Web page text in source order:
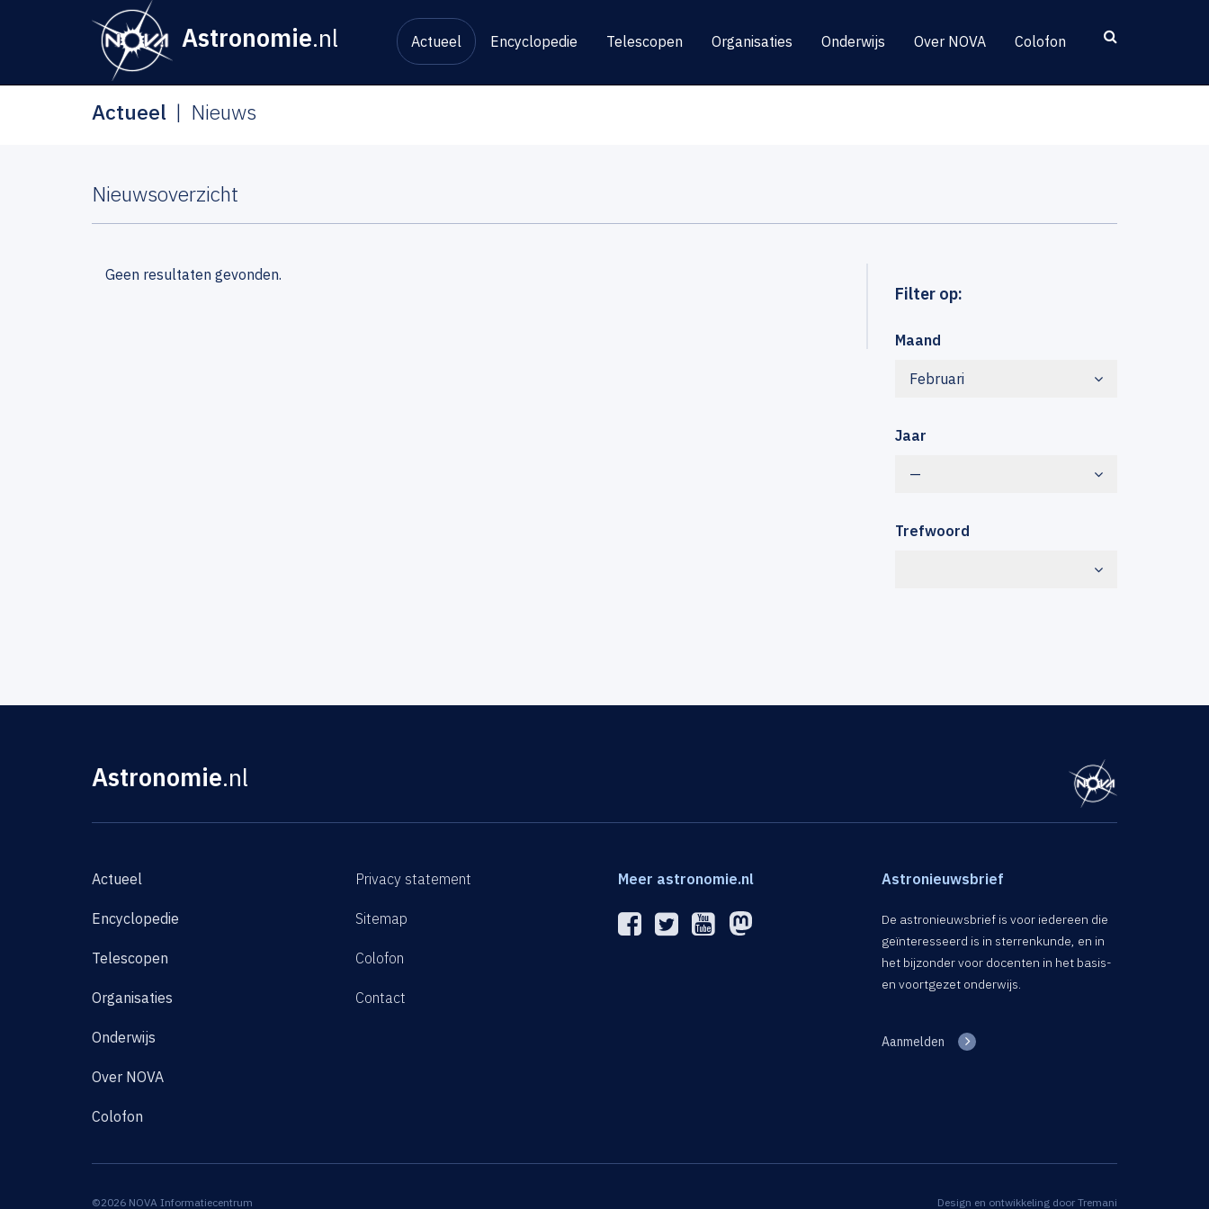
Astronomie.nl Actueel Encyclopedie Telescopen Organisaties Onderwijs Over NOVA Colofon
Actueel Nieuws
Nieuwsoverzicht
Filter op:
Maand
Februari
Jaar
—
Trefwoord
Geen resultaten gevonden.
Astronomie.nl
Actueel
Encyclopedie
Telescopen
Organisaties
Onderwijs
Over NOVA
Colofon
Privacy statement
Sitemap
Colofon
Contact
Meer astronomie.nl Astronieuwsbrief
De astronieuwsbrief is voor iedereen die
geïnteresseerd is in sterrenkunde, en in
het bijzonder voor docenten in het basis-
en voortgezet onderwijs.
Aanmelden
©2026 NOVA Informatiecentrum Design en ontwikkeling door Tremani